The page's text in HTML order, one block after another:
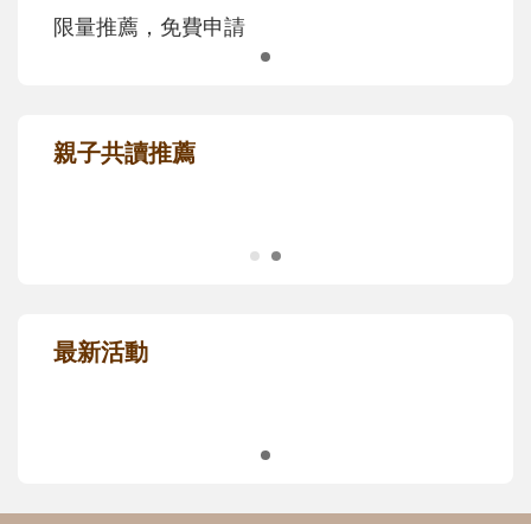
限量推薦，免費申請
親子共讀推薦
最新活動